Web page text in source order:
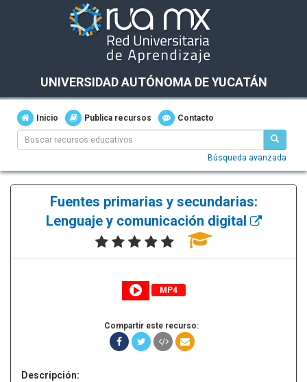
UNIVERSIDAD AUTÓNOMA DE YUCATÁN
Inicio Publica recursos Contacto
Búsqueda avanzada
Fuentes primarias y secundarias:
Lenguaje y comunicación digital
MP4
Compartir este recurso:
Descripción: